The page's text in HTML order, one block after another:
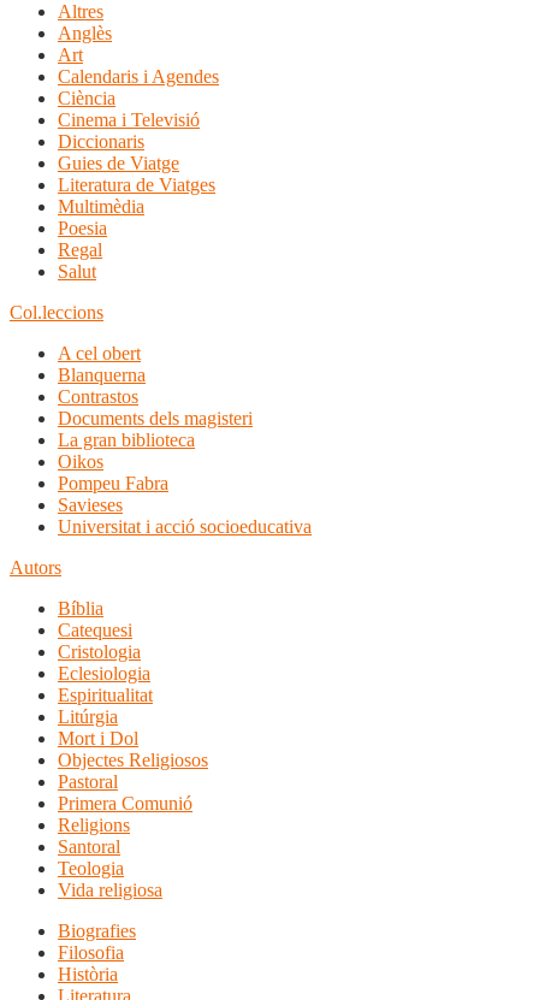
Altres
Anglès
Art
Calendaris i Agendes
Ciència
Cinema i Televisió
Diccionaris
Guies de Viatge
Literatura de Viatges
Multimèdia
Poesia
Regal
Salut
Col.leccions
A cel obert
Blanquerna
Contrastos
Documents dels magisteri
La gran biblioteca
Oikos
Pompeu Fabra
Savieses
Universitat i acció socioeducativa
Autors
Bíblia
Catequesi
Cristologia
Eclesiologia
Espiritualitat
Litúrgia
Mort i Dol
Objectes Religiosos
Pastoral
Primera Comunió
Religions
Santoral
Teologia
Vida religiosa
Biografies
Filosofia
Història
Literatura